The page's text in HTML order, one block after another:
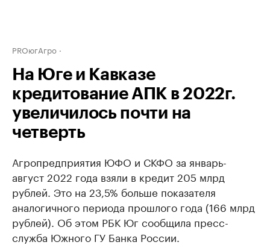
PROюгАгро
На Юге и Кавказе
кредитование АПК в 2022г.
увеличилось почти на
четверть
Агропредприятия ЮФО и СКФО за январь-
август 2022 года взяли в кредит 205 млрд
рублей. Это на 23,5% больше показателя
аналогичного периода прошлого года (166 млрд
рублей). Об этом РБК Юг сообщила пресс-
служба Южного ГУ Банка России.